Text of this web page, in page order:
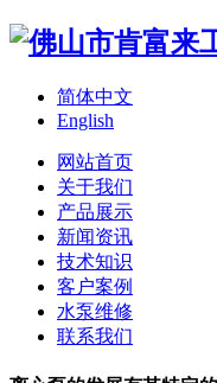
简体中文
English
网站首页
关于我们
产品展示
新闻资讯
技术知识
客户案例
水泵维修
联系我们